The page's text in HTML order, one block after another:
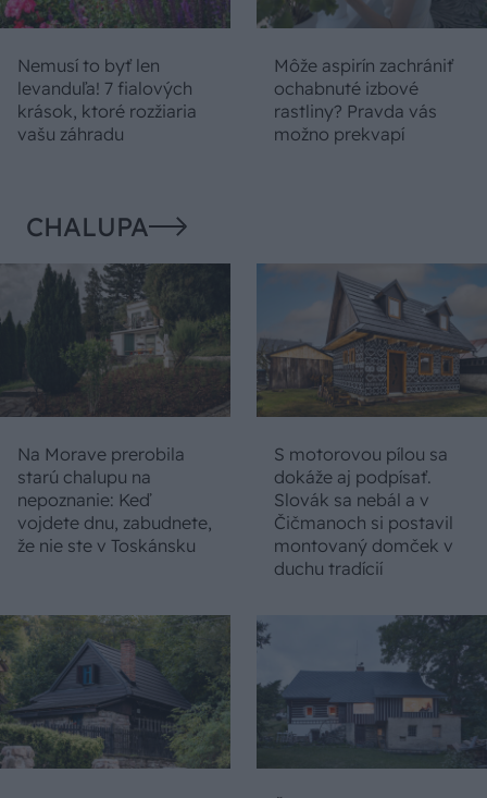
Nemusí to byť len
levanduľa! 7 fialových
krások, ktoré rozžiaria
vašu záhradu
Môže aspirín zachrániť
ochabnuté izbové
rastliny? Pravda vás
možno prekvapí
CHALUPA
Na Morave prerobila
starú chalupu na
nepoznanie: Keď
vojdete dnu, zabudnete,
že nie ste v Toskánsku
S motorovou pílou sa
dokáže aj podpísať.
Slovák sa nebál a v
Čičmanoch si postavil
montovaný domček v
duchu tradícií